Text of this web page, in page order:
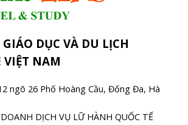
GIÁO DỤC VÀ DU LỊCH
VIỆT NAM
ngõ 26 Phố Hoàng Cầu, Đống Đa, Hà
DỊCH VỤ LỮ HÀNH QUỐC TẾ